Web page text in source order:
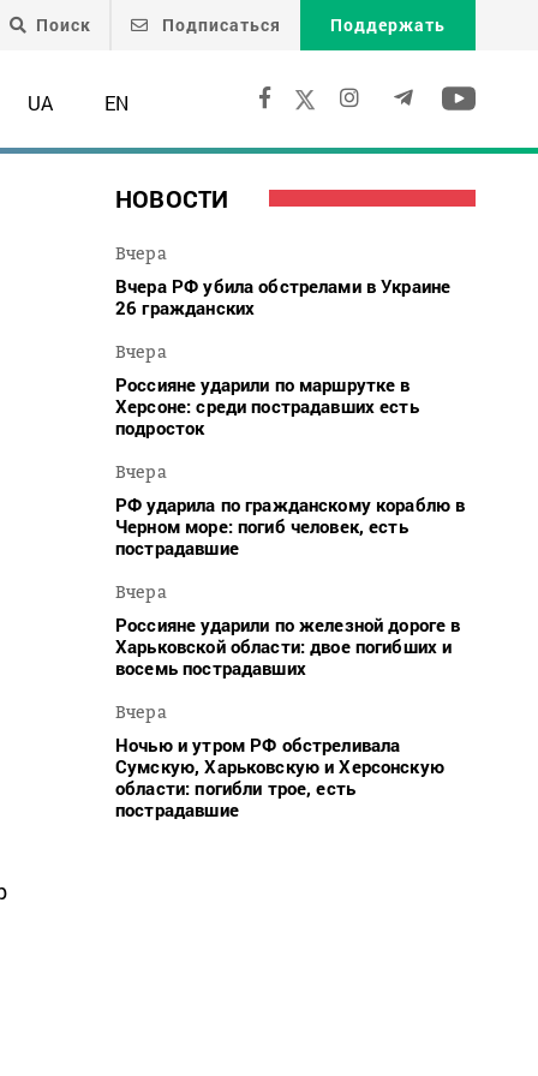
Поиск Подписаться Поддержать
UA EN
НОВОСТИ
Вчера
Вчера РФ убила обстрелами в Украине
26 гражданских
Вчера
Россияне ударили по маршрутке в
Херсоне: среди пострадавших есть
подросток
Вчера
РФ ударила по гражданскому кораблю в
Черном море: погиб человек, есть
пострадавшие
Вчера
Россияне ударили по железной дороге в
Харьковской области: двое погибших и
восемь пострадавших
Вчера
Ночью и утром РФ обстреливала
Сумскую, Харьковскую и Херсонскую
области: погибли трое, есть
пострадавшие